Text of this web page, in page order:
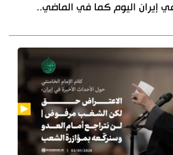
إيران اليوم كما في الماضي..